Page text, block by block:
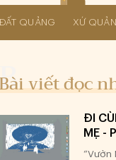
QUẢNG XỨ
viết đọc
ĐI
MẸ -
“Vườn